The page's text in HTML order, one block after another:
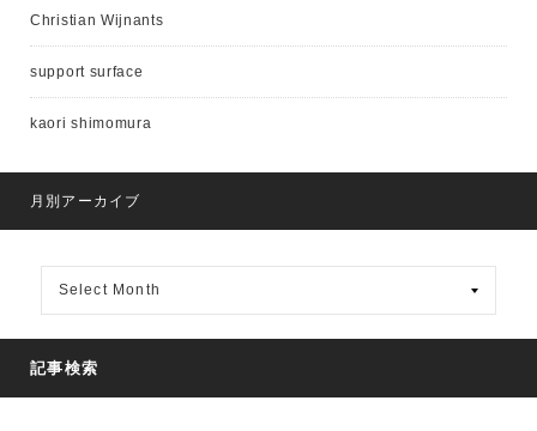
Christian Wijnants
support surface
kaori shimomura
月別アーカイブ
ア
ー
カ
イ
ブ
記事検索